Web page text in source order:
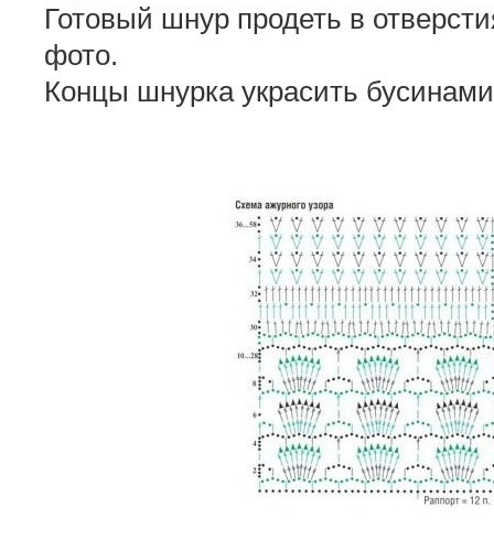
Готовый шнур продеть в
фото.
Концы шнурка украсить